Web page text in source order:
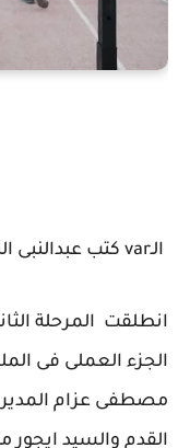
الـvar كتب عبدالنبى النادى
انطلقت المرحلة
مصطفى عزام المدير
القدم والسيد ايجور